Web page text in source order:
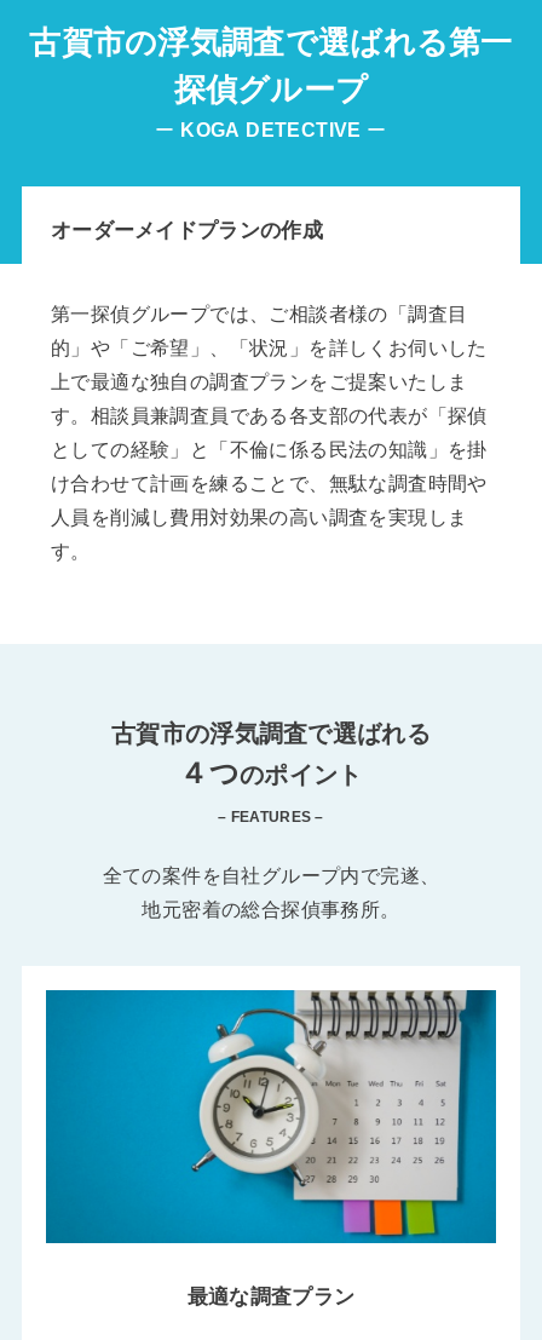
古賀市の浮気調査で選ばれる第一
探偵グループ
ー KOGA DETECTIVE ー
オーダーメイドプランの作成
第一探偵グループでは、ご相談者様の「調査目
的」や「ご希望」、「状況」を詳しくお伺いした
上で最適な独自の調査プランをご提案いたしま
す。相談員兼調査員である各支部の代表が「探偵
としての経験」と「不倫に係る民法の知識」を掛
け合わせて計画を練ることで、無駄な調査時間や
人員を削減し費用対効果の高い調査を実現しま
す。
古賀市の浮気調査で選ばれる
４つのポイント
– FEATURES –
全ての案件を自社グループ内で完遂、
地元密着の総合探偵事務所。
最適な調査プラン